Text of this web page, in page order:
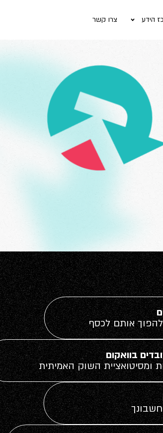
הידע צרו קשר
אותם לכסף​
בוואקום
ומסיטואציית השוק האמיתית
חשבונך